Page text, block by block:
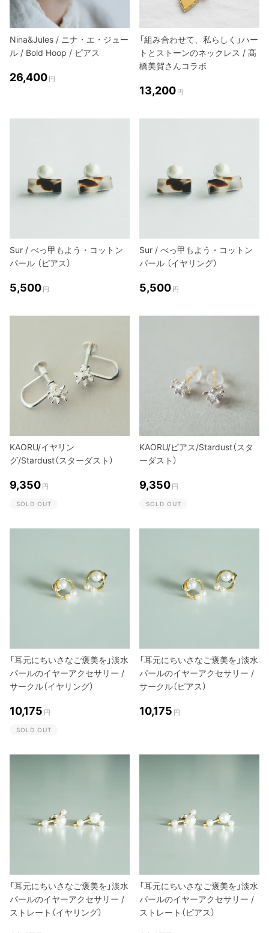
Nina&Jules / ニナ・エ・ジュー
ル / Bold Hoop / ピアス
26,400 円
「組み合わせて、私らしく」ハー
トとストーンのネックレス / 髙
橋美賀さんコラボ
13,200 円
Sur / べっ甲もよう・コットン
パール （ピアス）
5,500 円
Sur / べっ甲もよう・コットン
パール （イヤリング）
5,500 円
KAORU/イヤリン
グ/Stardust（スターダスト）
9,350 円
SOLD OUT
KAORU/ピアス/Stardust（スタ
ーダスト）
9,350 円
SOLD OUT
「耳元にちいさなご褒美を」淡水
パールのイヤーアクセサリー /
サークル（イヤリング）
10,175 円
SOLD OUT
「耳元にちいさなご褒美を」淡水
パールのイヤーアクセサリー /
サークル（ピアス）
10,175 円
「耳元にちいさなご褒美を」淡水
パールのイヤーアクセサリー /
ストレート（イヤリング）
「耳元にちいさなご褒美を」淡水
パールのイヤーアクセサリー /
ストレート（ピアス）